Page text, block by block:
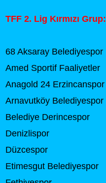
TFF 2. Lig Kırmızı Grup:
68 Aksaray Belediyespor
Amed Sportif Faaliyetler
Anagold 24 Erzincanspor
Arnavutköy Belediyespor
Belediye Derincespor
Denizlispor
Düzcespor
Etimesgut Belediyespor